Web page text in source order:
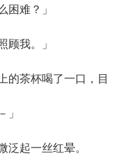
难？」
我。」
茶杯喝了一口，目
」
起一丝红晕。